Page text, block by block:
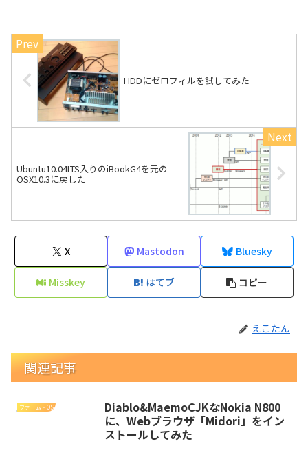
HDDにゼロフィルを試してみた
Ubuntu10.04LTS入りのiBookG4を元の
OSX10.3に戻した
X Mastodon Bluesky
Misskey はてブ コピー
えこたん
関連記事
ファーム・OS
Diablo&MaemoCJKなNokia N800
に、Webブラウザ「Midori」をイン
ストールしてみた